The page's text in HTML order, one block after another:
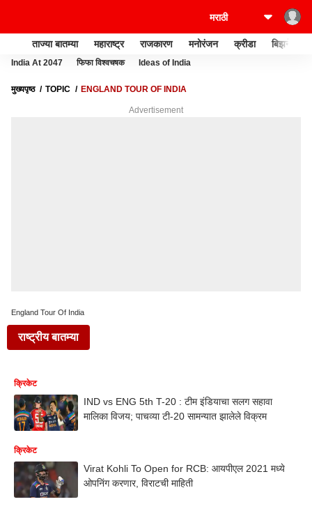
ताज्या बातम्या महाराष्ट्र राजकारण मनोरंजन क्रीडा बिझनेस
India At 2047 फिफा विश्वचषक Ideas of India
मुख्यपृष्ठ TOPIC ENGLAND TOUR OF INDIA
Advertisement
England Tour Of India
राष्ट्रीय बातम्या
क्रिकेट
IND vs ENG 5th T-20 : टीम इंडियाचा सलग सहावा
मालिका विजय; पाचव्या टी-20 सामन्यात झालेले विक्रम
क्रिकेट
Virat Kohli To Open for RCB: आयपीएल 2021 मध्ये
ओपनिंग करणार, विराटची माहिती